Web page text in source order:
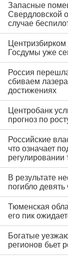
Запасные
Свердловской
случае
Госдумы уже
Россия
сбиваем
достижениях
Центробанк
прогноз по
Российские
что означает
регулировании
В результате
погибло
Тюменская
его пик
Богатые
регионов бьет